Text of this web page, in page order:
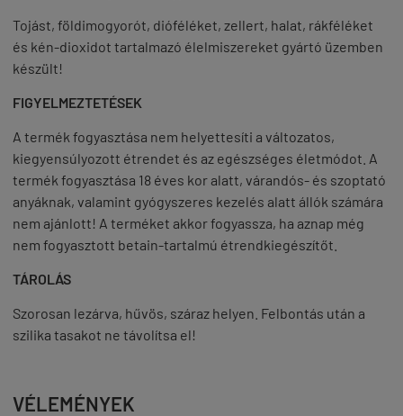
Tojást, földimogyorót, dióféléket, zellert, halat, rákféléket
és kén-dioxidot tartalmazó élelmiszereket gyártó üzemben
készült!
FIGYELMEZTETÉSEK
A termék fogyasztása nem helyettesíti a változatos,
kiegyensúlyozott étrendet és az egészséges életmódot. A
termék fogyasztása 18 éves kor alatt, várandós- és szoptató
anyáknak, valamint gyógyszeres kezelés alatt állók számára
nem ajánlott! A terméket akkor fogyassza, ha aznap még
nem fogyasztott betain-tartalmú étrendkiegészítőt.
TÁROLÁS
Szorosan lezárva, hűvös, száraz helyen. Felbontás után a
szilika tasakot ne távolítsa el!
VÉLEMÉNYEK